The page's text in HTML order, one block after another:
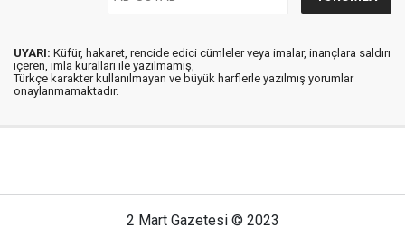
UYARI: Küfür, hakaret, rencide edici cümleler veya imalar, inançlara saldırı
içeren, imla kuralları ile yazılmamış,
Türkçe karakter kullanılmayan ve büyük harflerle yazılmış yorumlar
onaylanmamaktadır.
2 Mart Gazetesi © 2023